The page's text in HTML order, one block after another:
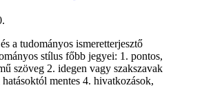
a tudományos ismeretterjesztő
stílus főbb jegyei: 1. pontos,
szöveg 2. idegen vagy szakszavak
mentes 4. hivatkozások,